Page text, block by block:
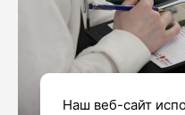
Наш веб-сайт